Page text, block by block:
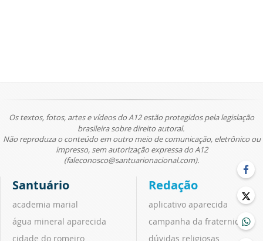
Os textos, fotos, artes e vídeos do A12 estão protegidos pela legislação
brasileira sobre direito autoral.
Não reproduza o conteúdo em outro meio de comunicação, eletrônico ou
impresso, sem autorização expressa do A12
(faleconosco@santuarionacional.com).
Santuário
academia marial
água mineral aparecida
cidade do romeiro
Redação
aplicativo aparecida
campanha da fraternidade
dúvidas religiosas